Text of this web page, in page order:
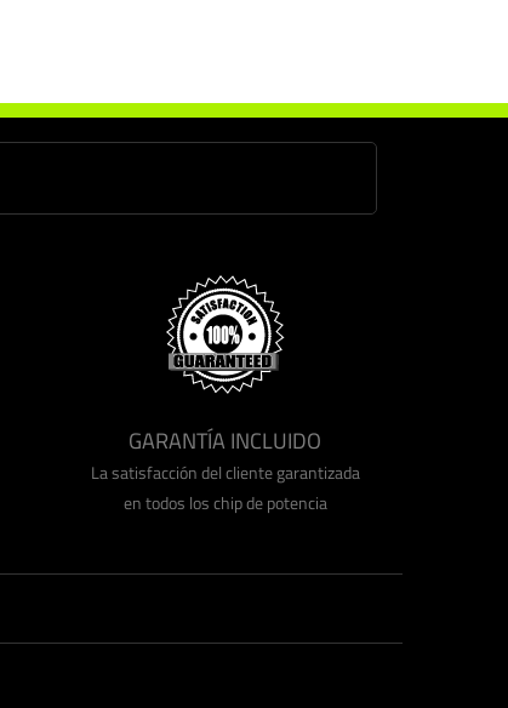
GARANTÍA INCLUIDO
La satisfacción del cliente garantizada
en todos los chip de potencia